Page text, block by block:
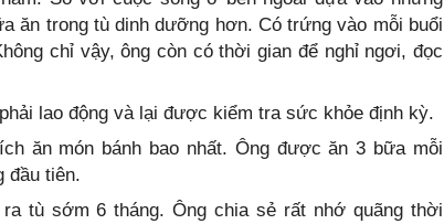
ăn trong tù dinh dưỡng hơn. Có trứng vào mỗi buổi
chỉ vậy, ông còn có thời gian để nghỉ ngơi, đọc
lao động và lại được kiểm tra sức khỏe định kỳ.
ăn món bánh bao nhất. Ông được ăn 3 bữa mỗi
đầu tiên.
tù sớm 6 tháng. Ông chia sẻ rất nhớ quãng thời